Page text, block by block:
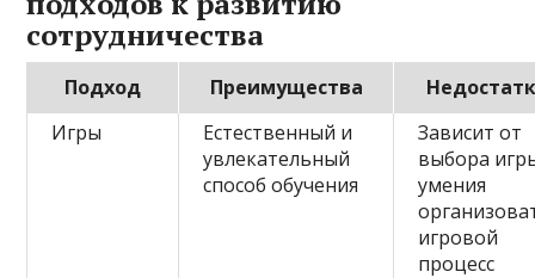
сотрудничества
Подход Преимущества
Игры
Естественный и
увлекательный
способ обучения
Зависит от
выбора
умения
игровой
процесс